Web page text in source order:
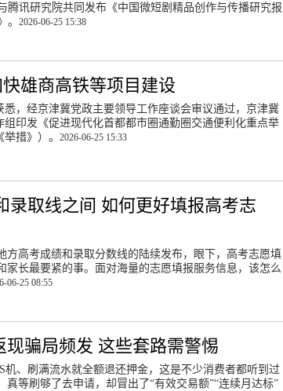
腾讯研究院共同发布《中国微短剧精品创作与传播研究报
。 2026-06-25 15:38
雄商高铁等项目建设
悉，经京津冀党政主要领导工作座谈会审议通过，京津冀
组印发《促进现代化首都都市圈通勤圈交通便利化重点举
措》）。 2026-06-25 15:33
录取线之间 如何更好填报高考志
方高考成绩和录取分数线的陆续发布，眼下，高考志愿填
家长最要紧的事。面对海量的志愿填报服务信息，该怎么
06-25 08:55
现骗局频发 这些套路需警惕
机、刷满流水就全额退还押金，这是不少消费者都听到过
真等刷够了去申请，却冒出了“有效交易额”“连续月达标”